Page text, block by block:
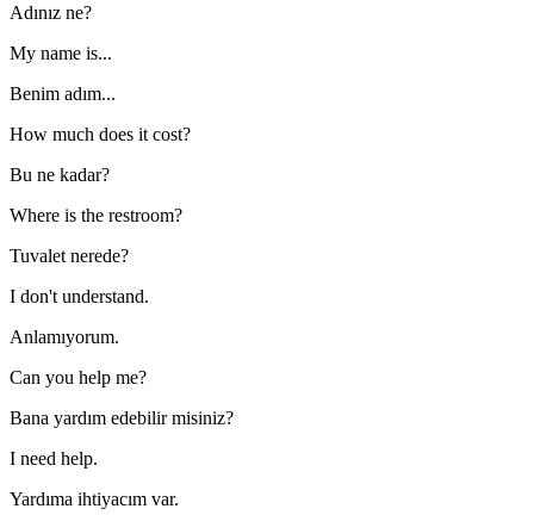
Adınız ne?
My name is...
Benim adım...
How much does it cost?
Bu ne kadar?
Where is the restroom?
Tuvalet nerede?
I don't understand.
Anlamıyorum.
Can you help me?
Bana yardım edebilir misiniz?
I need help.
Yardıma ihtiyacım var.